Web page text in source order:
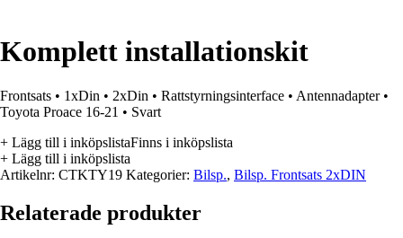
Komplett installationskit
Frontsats • 1xDin • 2xDin • Rattstyrningsinterface • Antennadapter •
Toyota Proace 16-21 • Svart
+ Lägg till i inköpslistaFinns i inköpslista
+ Lägg till i inköpslista
Artikelnr: CTKTY19 Kategorier: Bilsp., Bilsp. Frontsats 2xDIN
Relaterade produkter